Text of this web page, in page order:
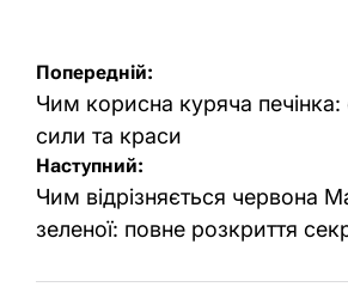
Навігація
записів
Попередній:
Чим корисна куряча
сили та краси
Наступний:
Чим відрізняється червона
зеленої: повне розкриття